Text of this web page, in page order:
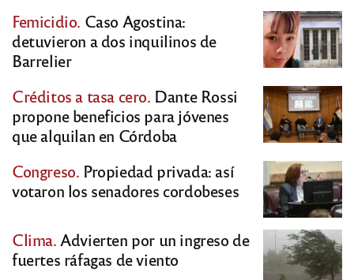
Femicidio. Caso Agostina:
detuvieron a dos inquilinos de
Barrelier
Créditos a tasa cero. Dante Rossi
propone beneficios para jóvenes
que alquilan en Córdoba
Congreso. Propiedad privada: así
votaron los senadores cordobeses
Clima. Advierten por un ingreso de
fuertes ráfagas de viento